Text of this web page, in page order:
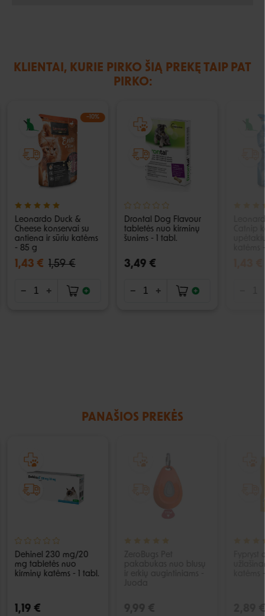
KLIENTAI, KURIE PIRKO ŠIĄ PREKĘ TAIP PAT
PIRKO:
−10%
Leonardo Duck &
Cheese konservai su
antiena ir sūriu katėms
- 85 g
1,43 € 1,59 €
Drontal Dog Flavour
tabletės nuo kirminų
šunims - 1 tabl.
3,49 €
katėms
PANAŠIOS PREKĖS
Dehinel 230 mg/20
mg tabletės nuo
kirminų katėms - 1 tabl.
1,19 €
katėms
2,89 €